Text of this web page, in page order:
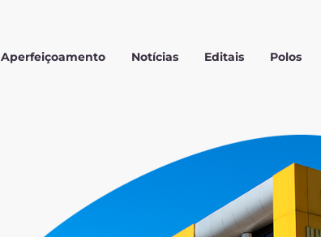
Aperfeiçoamento Notícias Editais Polos